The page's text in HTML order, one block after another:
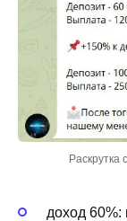
Раскрутка
доход 60%: